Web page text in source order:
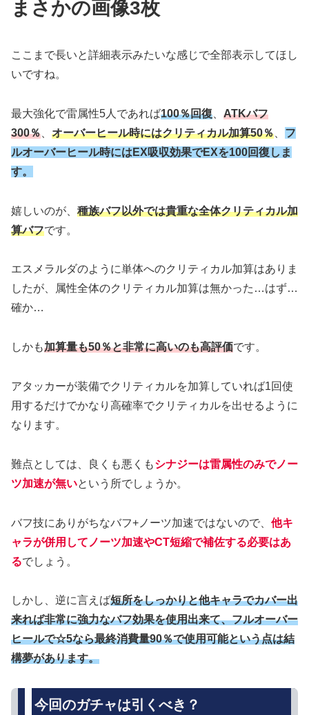
まさかの画像3枚
ここまで長いと詳細表示みたいな感じで全部表示してほし
いですね。
最大強化で雷属性5人であれば100％回復
ATKバフ
300％
オーバーヒール時にはクリティカル加算50％
フ
ルオーバーヒール時にはEX吸収効果でEXを100回復しま
す。
嬉しいのが、 種族バフ以外では貴重な全体クリティカル加
算バフです。
エスメラルダのように単体へのクリティカル加算はありま
したが、属性全体のクリティカル加算は無かった…はず…
確か…
しかも加算量も50％と非常に高いのも高評価です。
アタッカーが装備でクリティカルを加算していれば1回使
用するだけでかなり高確率でクリティカルを出せるように
なります。
難点としては、良くも悪くもシナジーは雷属性のみでノー
ツ加速が無いという所でしょうか。
バフ技にありがちなバフ+ノーツ加速ではないので、 他キ
ャラが併用してノーツ加速やCT短縮で補佐する必要はあ
るでしょう。
しかし、逆に言えば短所をしっかりと他キャラでカバー出
来れば非常に強力なバフ効果を使用出来て、フルオーバー
ヒールで☆5なら最終消費量90％で使用可能という点は結
構夢があります。
今回のガチャは引くべき？